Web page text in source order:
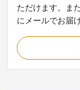
ただけます。ま
にメールでお届